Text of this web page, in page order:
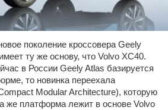
поколение кроссовера Geely
ту же основу, что Volvo XC40.
в России Geely Atlas базируется
то новинка переехала
Modular Architecture), которую
же платформа лежит в основе Volvo